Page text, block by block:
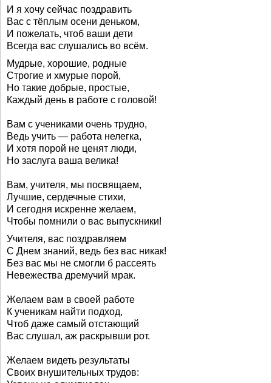
И я хочу сейчас поздравить
Вас с тёплым осени деньком,
И пожелать, чтоб ваши дети
Всегда вас слушались во всём.
Мудрые, хорошие, родные
Строгие и хмурые порой,
Но такие добрые, простые,
Каждый день в работе с головой!
Вам с учениками очень трудно,
Ведь учить — работа нелегка,
И хотя порой не ценят люди,
Но заслуга ваша велика!
Вам, учителя, мы посвящаем,
Лучшие, сердечные стихи,
И сегодня искренне желаем,
Чтобы помнили о вас выпускники!
Учителя, вас поздравляем
С Днем знаний, ведь без вас никак!
Без вас мы не смогли б рассеять
Невежества дремучий мрак.
Желаем вам в своей работе
К ученикам найти подход,
Чтоб даже самый отстающий
Вас слушал, аж раскрывши рот.
Желаем видеть результаты
Своих внушительных трудов: